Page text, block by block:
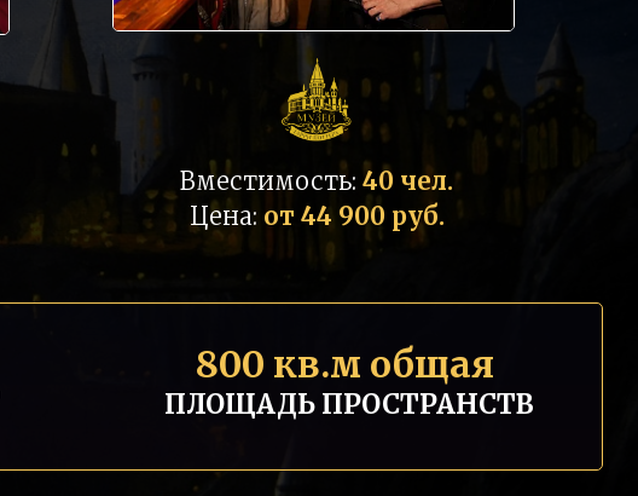
Вместимость: 40 чел.
Цена: от 44 900 руб.
ПЛОЩАДЬ ПРОСТРАНСТВ
800 кв.м общая